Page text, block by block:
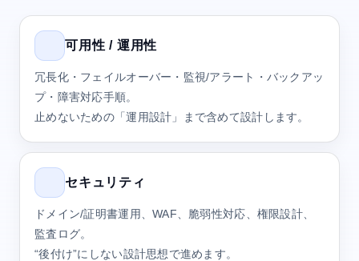
可用性 / 運用性
冗長化・フェイルオーバー・監視/アラート・バックアッ
プ・障害対応手順。
止めないための「運用設計」まで含めて設計します。
セキュリティ
ドメイン/証明書運用、WAF、脆弱性対応、権限設計、
監査ログ。
“後付け”にしない設計思想で進めます。